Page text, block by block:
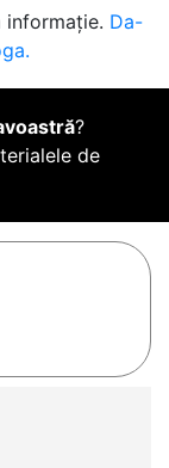
informație. Da-
?
de